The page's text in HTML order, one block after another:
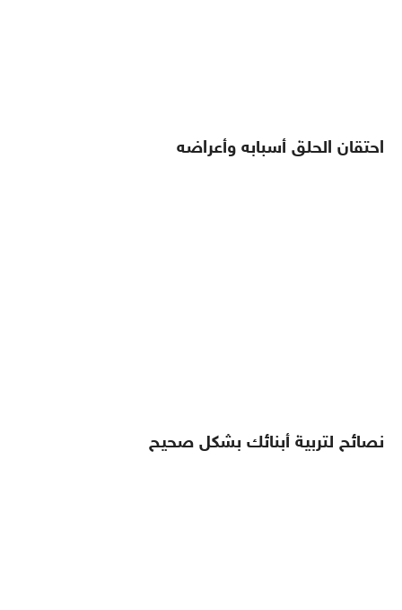
احتقان الحلق أسبابه وأعراضه
نصائح لتربية أبنائك بشكل صحيح